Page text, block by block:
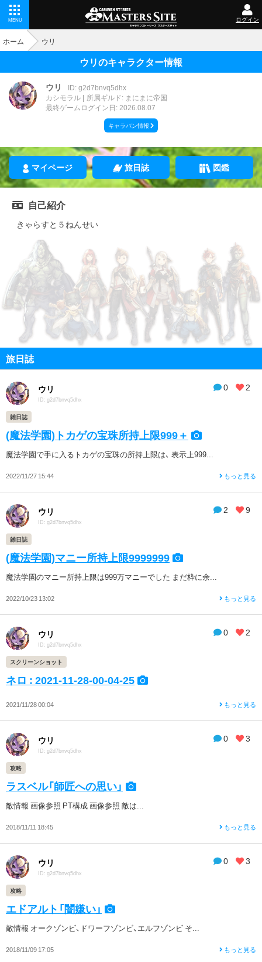
MENU ログイン
ホーム ウリ
ウリのキャラクター情報
ウリ
ID: g2d7bnvq5dhx
カシモラル
所属ギルド: まにまに帝国
最終ゲームログイン日: 2026.08.07
キャラバン情報
マイページ 旅日誌 図鑑
自己紹介
きゃらすと５ねんせい
旅日誌
0 2
ウリ
ID: g2d7bnvq5dhx
雑日誌
(魔法学園)トカゲの宝珠所持上限999＋
魔法学園で手に入るトカゲの宝珠の所持上限は、 表示上999...
2022/11/27 15:44 もっと見る
2 9
ウリ
ID: g2d7bnvq5dhx
雑日誌
(魔法学園)マニー所持上限9999999
魔法学園のマニー所持上限は999万マニーでした まだ枠に余...
2022/10/23 13:02 もっと見る
0 2
ウリ
ID: g2d7bnvq5dhx
スクリーンショット
ネロ : 2021-11-28-00-04-25
2021/11/28 00:04 もっと見る
0 3
ウリ
ID: g2d7bnvq5dhx
攻略
ラスベル「師匠への思い」
敵情報 画像参照 PT構成 画像参照 敵は...
2018/11/11 18:45 もっと見る
0 3
ウリ
ID: g2d7bnvq5dhx
攻略
エドアルト「闇嫌い」
敵情報 オークゾンビ、ドワーフゾンビ、エルフゾンビ そ...
2018/11/09 17:05 もっと見る